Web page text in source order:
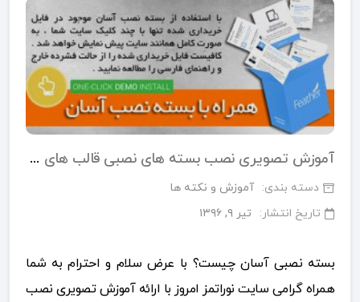
آموزش تصویری نصب بسته های نصبی قالب های وردپرس
دسته بندی: آموزش و نکته ها
تاریخ انتشار: تیر ۹, ۱۳۹۶
بسته نصبی آسان چیست؟ با عرض سلام و احترام به شما
همراه گرامی سایت نوراتمز امروز با ارائه آموزش تصویری نصب